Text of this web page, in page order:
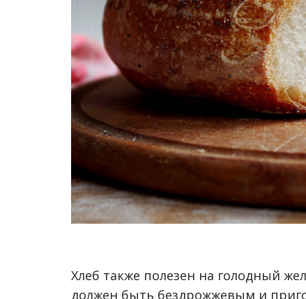
Хлеб также полезен на голодный
должен быть бездрожжевым и